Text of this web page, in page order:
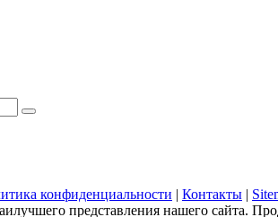
конфиденциальности | Контакты |
представления нашего сайта.